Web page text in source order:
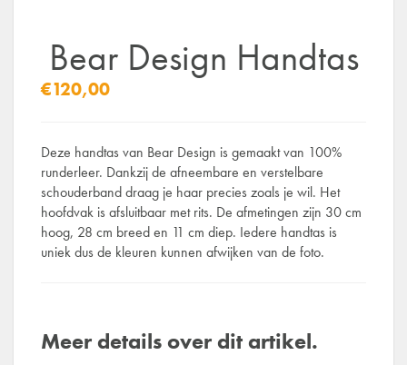
Bear Design Handtas
€120,00
Deze handtas van Bear Design is gemaakt van 100%
runderleer. Dankzij de afneembare en verstelbare
schouderband draag je haar precies zoals je wil. Het
hoofdvak is afsluitbaar met rits. De afmetingen zijn 30 cm
hoog, 28 cm breed en 11 cm diep. Iedere handtas is
uniek dus de kleuren kunnen afwijken van de foto.
Meer details over dit artikel.